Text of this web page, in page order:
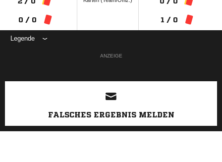
0 / 0 1 / 0
Legende
ANZEIGE
FALSCHES ERGEBNIS MELDEN